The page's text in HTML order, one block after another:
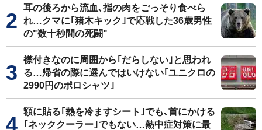
耳の後ろから流血､指の肉をごっそり食べら
れ…クマに｢猪木キック｣で応戦した36歳男性
の"数十秒間の死闘"
襟付きなのに周囲から｢だらしない｣と思われ
る…帰省の際に選んではいけない｢ユニクロの
2990円のポロシャツ｣
額に貼る｢熱を冷ますシート｣でも､首にかける
｢ネッククーラー｣でもない…熱中症対策に最